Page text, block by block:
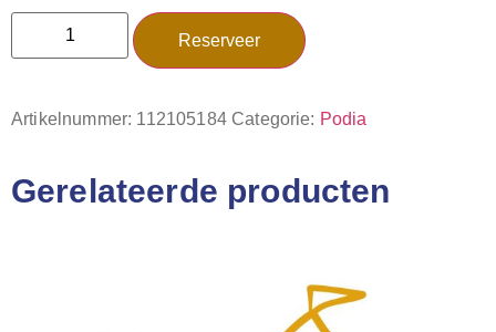
Reserveer
Artikelnummer: 112105184 Categorie: Podia
Gerelateerde producten